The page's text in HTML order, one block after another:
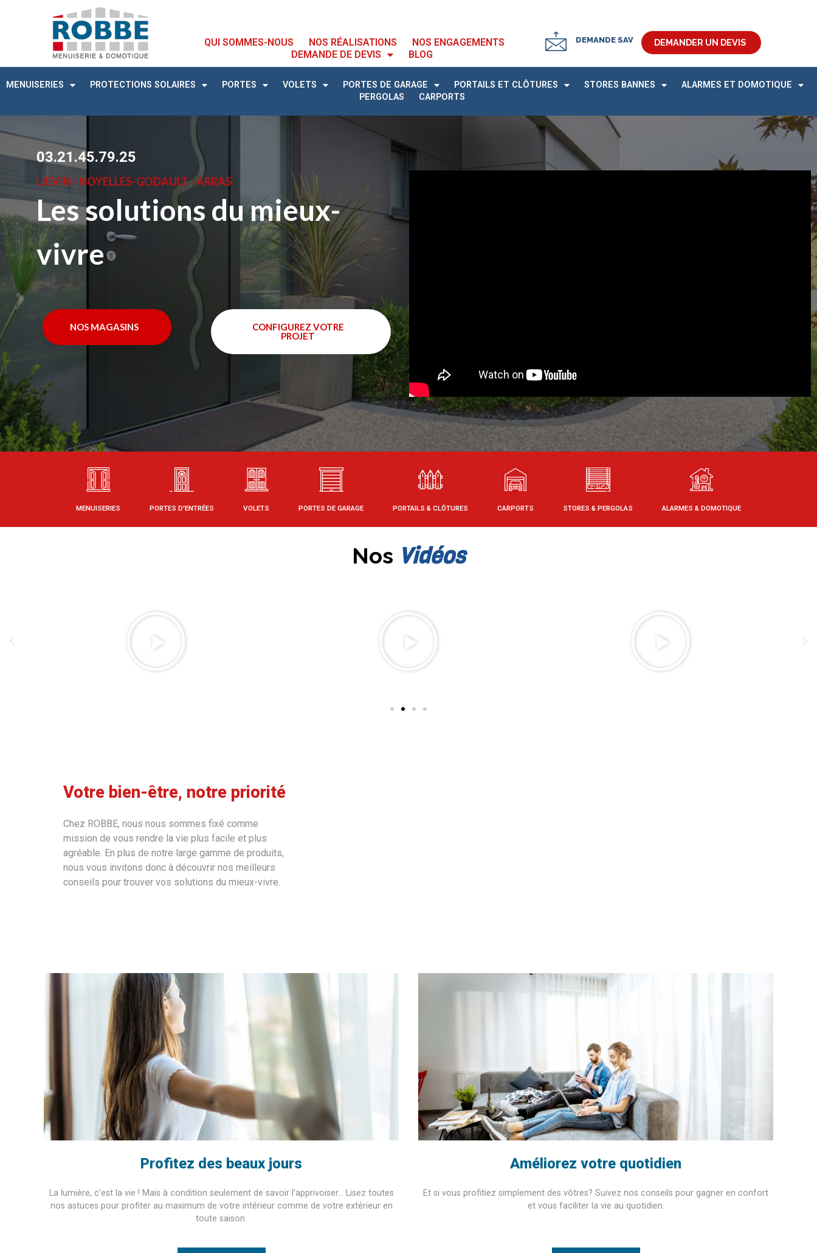
QUI SOMMES-NOUS NOS RÉALISATIONS
NOS ENGAGEMENTS
DEMANDE DE DEVIS
BLOG
DEMANDE SAV DEMANDER UN DEVIS
MENUISERIES PROTECTIONS SOLAIRES PORTES VOLETS PORTES DE GARAGE PORTAILS ET CLÔTURES STORES BANNES
ALARMES ET DOMOTIQUE
PERGOLAS
CARPORTS
03.21.45.79.25
LIEVIN - NOYELLES-GODAULT - ARRAS
Les solutions du mieux-
vivre
NOS MAGASINS
CONFIGUREZ VOTRE
PROJET
MENUISERIES PORTES D'ENTRÉES VOLETS PORTES DE GARAGE PORTAILS & CLÔTURES CARPORTS STORES & PERGOLAS ALARMES & DOMOTIQUE
Nos Vidéos
Votre bien-être, notre priorité
Chez ROBBE, nous nous sommes fixé comme
mission de vous rendre la vie plus facile et plus
agréable. En plus de notre large gamme de produits,
nous vous invitons donc à découvrir nos meilleurs
conseils pour trouver vos solutions du mieux-vivre.
Profitez des beaux jours
La lumière, c’est la vie ! Mais à condition seulement de savoir l’apprivoiser… Lisez toutes
nos astuces pour profiter au maximum de votre intérieur comme de votre extérieur en
toute saison.
Améliorez votre quotidien
Et si vous profitiez simplement des vôtres? Suivez nos conseils pour gagner en confort
et vous faciliter la vie au quotidien.